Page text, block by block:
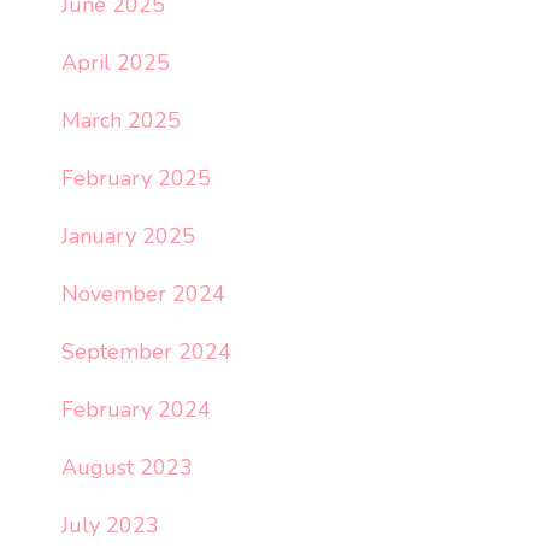
April 2025
March 2025
February 2025
January 2025
November 2024
September 2024
February 2024
August 2023
July 2023